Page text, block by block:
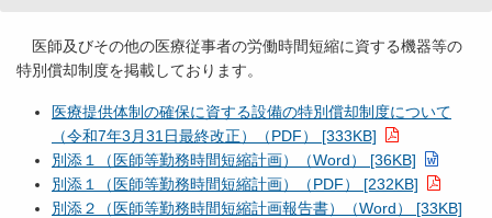
医師及びその他の医療従事者の労働時間短縮に資する機器等の
特別償却制度を掲載しております。
医療提供体制の確保に資する設備の特別償却制度について
（令和7年3月31日最終改正）（PDF） [333KB]
別添１（医師等勤務時間短縮計画）（Word） [36KB]
別添１（医師等勤務時間短縮計画）（PDF） [232KB]
別添２（医師等勤務時間短縮計画報告書）（Word） [33KB]